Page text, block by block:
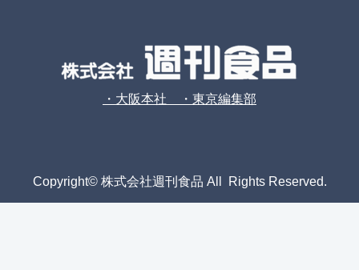
・大阪本社 ・東京編集部
Copyright© 株式会社週刊食品 All Rights Reserved.